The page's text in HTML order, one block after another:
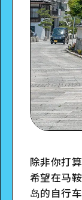
除非你打
希望在马
岛的自行